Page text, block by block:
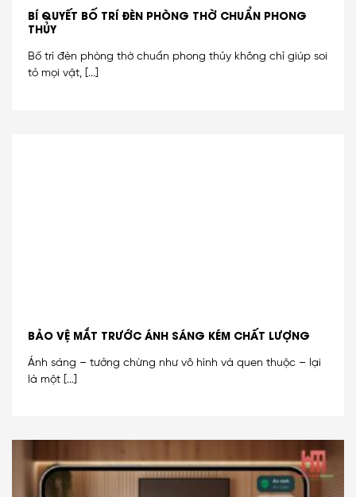
BÍ QUYẾT BỐ TRÍ ĐÈN PHÒNG THỜ CHUẨN PHONG
THỦY
Bố trí đèn phòng thờ chuẩn phong thủy không chỉ giúp soi
tỏ mọi vật, [...]
BẢO VỆ MẮT TRƯỚC ÁNH SÁNG KÉM CHẤT LƯỢNG
Ánh sáng – tưởng chừng như vô hình và quen thuộc – lại
là một [...]